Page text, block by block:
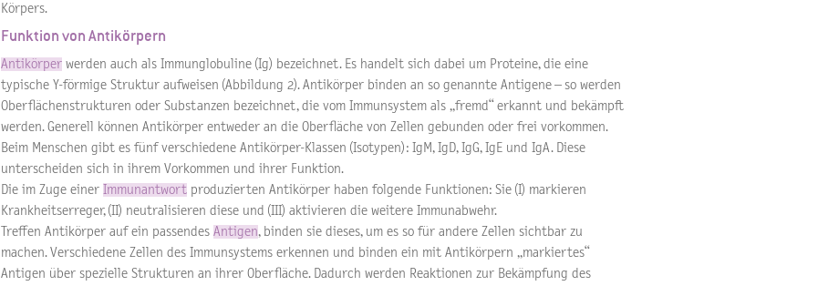
Körpers.
Funktion von Antikörpern
Antikörper werden auch als Immunglobuline (Ig) bezeichnet. Es handelt sich dabei um Proteine, die eine
typische Y-förmige Struktur aufweisen (Abbildung 2). Antikörper binden an so genannte Antigene – so werden
Oberflächenstrukturen oder Substanzen bezeichnet, die vom Immunsystem als „fremd“ erkannt und bekämpft
werden. Generell können Antikörper entweder an die Oberfläche von Zellen gebunden oder frei vorkommen.
Beim Menschen gibt es fünf verschiedene Antikörper-Klassen (Isotypen): IgM, IgD, IgG, IgE und IgA. Diese
unterscheiden sich in ihrem Vorkommen und ihrer Funktion.
Die im Zuge einer Immunantwort produzierten Antikörper haben folgende Funktionen: Sie (I) markieren
Krankheitserreger, (II) neutralisieren diese und (III) aktivieren die weitere Immunabwehr.
Treffen Antikörper auf ein passendes Antigen, binden sie dieses, um es so für andere Zellen sichtbar zu
machen. Verschiedene Zellen des Immunsystems erkennen und binden ein mit Antikörpern „markiertes“
Antigen über spezielle Strukturen an ihrer Oberfläche. Dadurch werden Reaktionen zur Bekämpfung des